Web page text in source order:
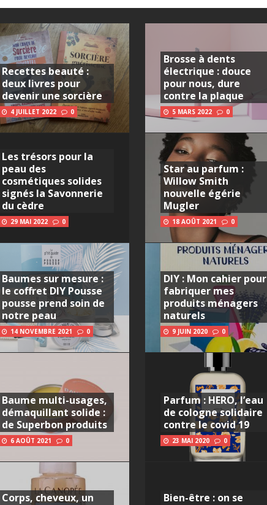
Recettes beauté :
deux livres pour
devenir une sorcière
4 JUILLET 2022 0
Les trésors pour la
peau des
cosmétiques solides
signés la Savonnerie
du cèdre
29 MAI 2022 0
Baumes sur mesure :
le coffret DIY Pousse
pousse prend soin de
notre peau
14 NOVEMBRE 2021 0
Baume multi-usages,
démaquillant solide :
de Superbon produits
6 AOÛT 2021 0
Corps, cheveux, un
Brosse à dents
électrique : douce
pour nous, dure
contre la plaque
5 MARS 2022 0
Star au parfum :
Willow Smith
nouvelle égérie
Mugler
18 AOÛT 2021 0
DIY : Mon cahier pour
fabriquer mes
produits ménagers
naturels
9 JUIN 2020 0
Parfum : HERO, l’eau
de cologne solidaire
contre le covid 19
23 MAI 2020 0
Bien-être : on se